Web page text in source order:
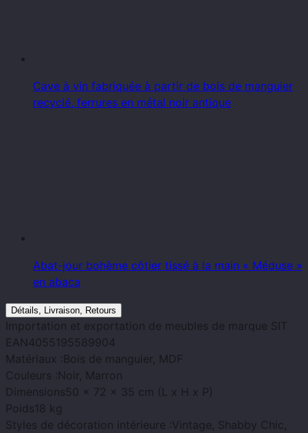
Cave à vin fabriquée à partir de bois de manguier
recyclé, ferrures en métal noir antique
Abat-jour bohème côtier tissé à la main « Méduse »
en abaca
Détails, Livraison, Retours
Importation et exportation de meubles de marque SIT
EAN4055195589904
Matériaux :Bois de manguier, MDF
Couleurs :Noir, Marron
Dimensions50 x 72 x 35 cm (L x H x P)
Poids18 kg
Styles de décoration intérieure :Vintage, Shabby Chic,